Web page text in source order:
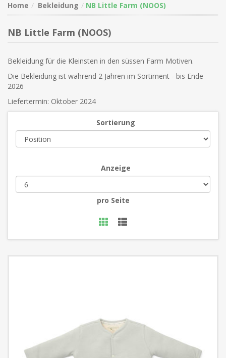
Home Bekleidung NB Little Farm (NOOS)
NB Little Farm (NOOS)
Bekleidung für die Kleinsten in den süssen Farm Motiven.
Die Bekleidung ist während 2 Jahren im Sortiment - bis Ende
2026
Liefertermin: Oktober 2024
Sortierung
Anzeige
pro Seite